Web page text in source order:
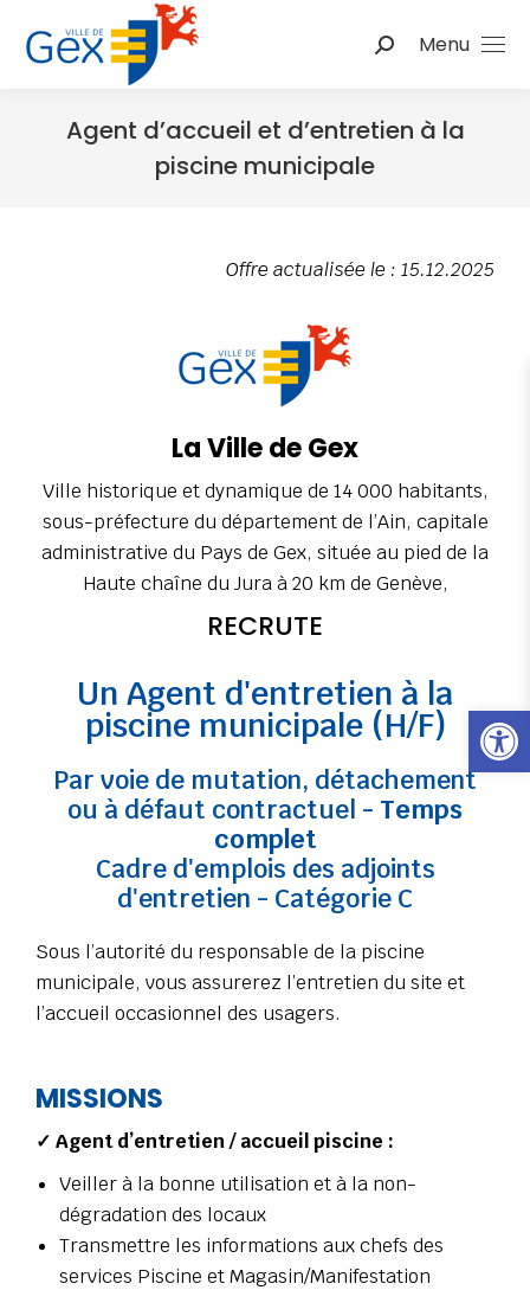
Ouvrir
Menu
Agent d’accueil et d’entretien à la
piscine municipale
Offre actualisée le : 15.12.2025
La Ville de Gex
Ville historique et dynamique de 14 000 habitants,
sous-préfecture du département de l’Ain, capitale
administrative du Pays de Gex, située au pied de la
Haute chaîne du Jura à 20 km de Genève,
RECRUTE
Un Agent d'entretien à la
piscine municipale (H/F)
Par voie de mutation, détachement
ou à défaut contractuel - Temps
complet
Cadre d'emplois des adjoints
d'entretien - Catégorie C
Sous l’autorité du responsable de la piscine
municipale, vous assurerez l’entretien du site et
l’accueil occasionnel des usagers.
MISSIONS
✓ Agent d’entretien / accueil piscine :
Veiller à la bonne utilisation et à la non-
dégradation des locaux
Transmettre les informations aux chefs des
services Piscine et Magasin/Manifestation